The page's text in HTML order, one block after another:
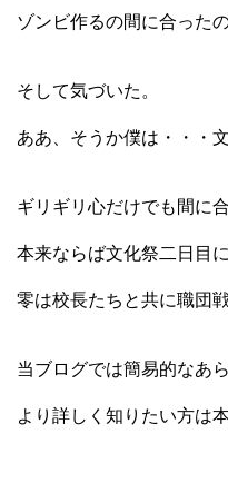
ゾンビ作るの間に合った
そして気づいた。
ああ、そうか僕は・・・
ギリギリ心だけでも間に
本来ならば文化祭二日目
零は校長たちと共に職団
当ブログでは簡易的なあ
より詳しく知りたい方は